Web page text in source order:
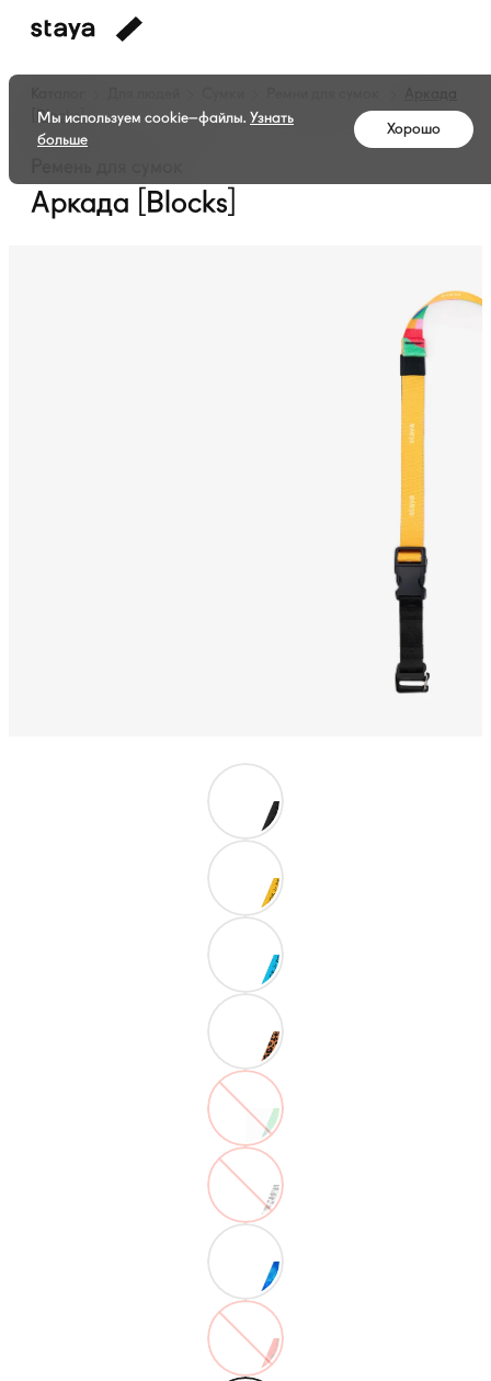
[Blocks]
Аркада [Blocks]
Мы используем cookie–файлы. Узнать
больше
Хорошо